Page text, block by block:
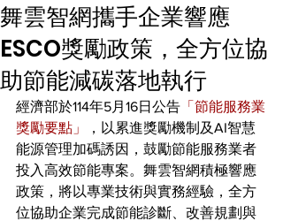
舞雲智網攜手企業響應
ESCO獎勵政策，全方位協
助節能減碳落地執行
經濟部於114年5月16日公告 「節能服務業
獎勵要點」
，以累進獎勵機制及AI智慧
能源管理加碼誘因，鼓勵節能服務業者
投入高效節能專案。舞雲智網積極響應
政策，將以專業技術與實務經驗，全方
位協助企業完成節能診斷、改善規劃與